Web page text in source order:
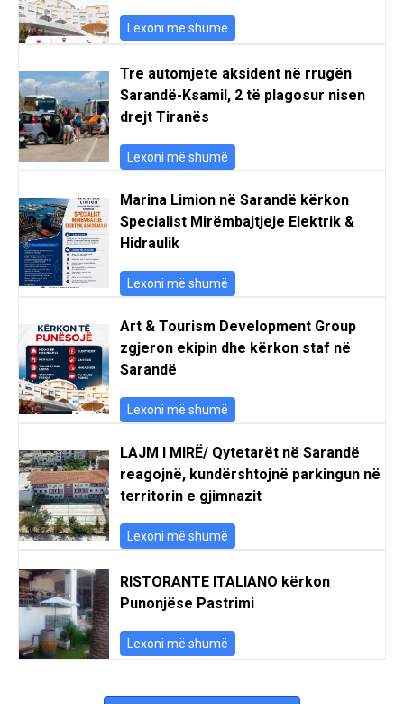
Lexoni më shumë
Tre automjete aksident në rrugën
Sarandë-Ksamil, 2 të plagosur nisen
drejt Tiranës
Lexoni më shumë
Marina Limion në Sarandë kërkon
Specialist Mirëmbajtjeje Elektrik &
Hidraulik
Lexoni më shumë
Art & Tourism Development Group
zgjeron ekipin dhe kërkon staf në
Sarandë
Lexoni më shumë
LAJM I MIRË/ Qytetarët në Sarandë
reagojnë, kundërshtojnë parkingun në
territorin e gjimnazit
Lexoni më shumë
RISTORANTE ITALIANO kërkon
Punonjëse Pastrimi
Lexoni më shumë